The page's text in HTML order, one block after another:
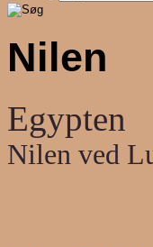
Nilen
Egypten
Nilen ved